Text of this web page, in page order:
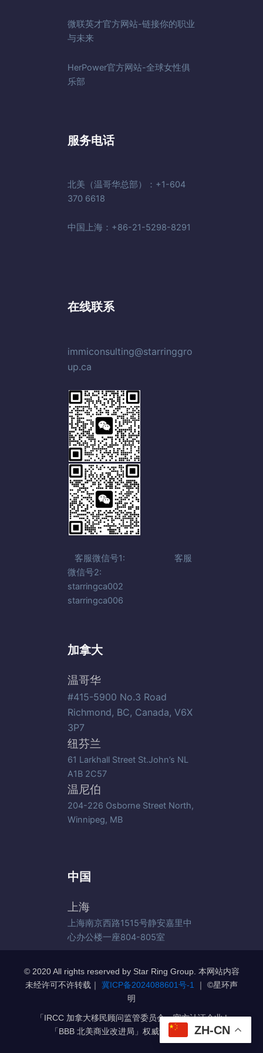
微联英才官方网站-链接你的职业
与未来
HerPower官方网站-全球女性俱
乐部
服务电话
北美（温哥华总部）：+1-604
370 6618
中国上海：+86-21-5298-8291
在线联系
immiconsulting@starringgro
up.ca
客服微信号1: 客服
微信号2:
starringca002
starringca006
加拿大
温哥华
#415-5900 No.3 Road
Richmond, BC, Canada, V6X
3P7
纽芬兰
61 Larkhall Street St.John’s NL
A1B 2C57
温尼伯
204-226 Osborne Street North,
Winnipeg, MB
中国
上海
上海南京西路1515号静安嘉里中
心办公楼一座804-805室
© 2020 All rights reserved by Star Ring Group. 本网站内容
未经许可不许转载｜ 冀ICP备2024088601号-1 ｜ ©️星环声
明
「IRCC 加拿大移民顾问监管委员会」官方认证企业 |
「BBB 北美商业改进局」权威认证 A+级企业ZH-CN